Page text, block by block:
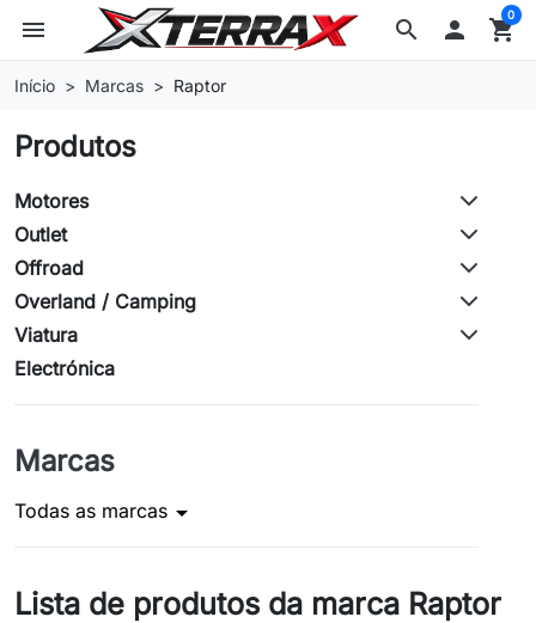
search
menu  shopping_cart
0
Início Marcas Raptor
Produtos
Motores
Outlet
Offroad
Overland / Camping
Viatura
Electrónica
Marcas
Todas as marcas arrow_drop_down
Lista de produtos da marca Raptor